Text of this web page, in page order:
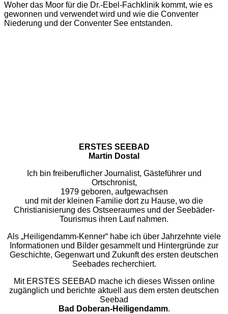
Woher das Moor für die Dr.-Ebel-Fachklinik kommt, wie es
gewonnen und verwendet wird und wie die Conventer
Niederung und der Conventer See entstanden.
ERSTES SEEBAD
Martin Dostal
Ich bin freiberuflicher Journalist, Gästeführer und
Ortschronist,
1979 geboren, aufgewachsen
und mit der kleinen Familie dort zu Hause, wo die
Christianisierung des Ostseeraumes und der Seebäder-
Tourismus ihren Lauf nahmen.
Als „Heiligendamm-Kenner“ habe ich über Jahrzehnte viele
Informationen und Bilder gesammelt und Hintergründe zur
Geschichte, Gegenwart und Zukunft des ersten deutschen
Seebades recherchiert.
Mit ERSTES SEEBAD mache ich dieses Wissen online
zugänglich und berichte aktuell aus dem ersten deutschen
Seebad
Bad Doberan-Heiligendamm.